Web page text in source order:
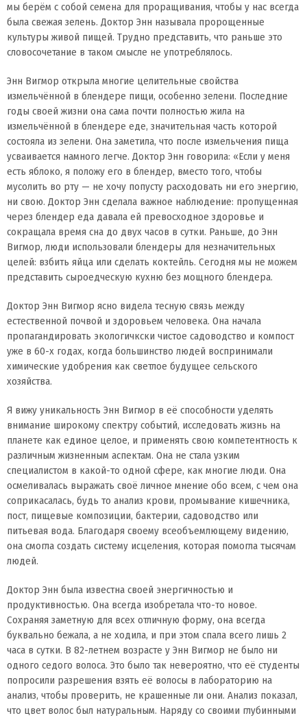
мы берём с собой семена для проращивания, чтобы у нас всегда
была свежая зелень. Доктор Энн называла пророщенные
культуры живой пищей. Трудно представить, что раньше это
словосочетание в таком смысле не употреблялось.
Энн Вигмор открыла многие целительные свойства
измельчённой в блендере пищи, особенно зелени. Последние
годы своей жизни она сама почти полностью жила на
измельчённой в блендере еде, значительная часть которой
состояла из зелени. Она заметила, что после измельчения пища
усваивается намного легче. Доктор Энн говорила: «Если у меня
есть яблоко, я положу его в блендер, вместо того, чтобы
мусолить во рту — не хочу попусту расходовать ни его энергию,
ни свою. Доктор Энн сделала важное наблюдение: пропущенная
через блендер еда давала ей превосходное здоровье и
сокращала время сна до двух часов в сутки. Раньше, до Энн
Вигмор, люди использовали блендеры для незначительных
целей: взбить яйца или сделать коктейль. Сегодня мы не можем
представить сыроедческую кухню без мощного блендера.
Доктор Энн Вигмор ясно видела тесную связь между
естественной почвой и здоровьем человека. Она начала
пропагандировать экологичкски чистое садоводство и компост
уже в 60-х годах, когда большинство людей воспринимали
химические удобрения как светлое будущее сельского
хозяйства.
Я вижу уникальность Энн Вигмор в её способности уделять
внимание широкому спектру событий, исследовать жизнь на
планете как единое целое, и применять свою компетентность к
различным жизненным аспектам. Она не стала узким
специалистом в какой-то одной сфере, как многие люди. Она
осмеливалась выражать своё личное мнение обо всем, с чем она
соприкасалась, будь то анализ крови, промывание кишечника,
пост, пищевые композиции, бактерии, садоводство или
питьевая вода. Благодаря своему всеобъемлющему видению,
она смогла создать систему исцеления, которая помогла тысячам
людей.
Доктор Энн была известна своей энергичностью и
продуктивностью. Она всегда изобретала что-то новое.
Сохраняя заметную для всех отличную форму, она всегда
буквально бежала, а не ходила, и при этом спала всего лишь 2
часа в сутки. В 82-летнем возрасте у Энн Вигмор не было ни
одного седого волоса. Это было так невероятно, что её студенты
попросили разрешения взять её волосы в лабораторию на
анализ, чтобы проверить, не крашенные ли они. Анализ показал,
что цвет волос был натуральным. Наряду со своими глубинными